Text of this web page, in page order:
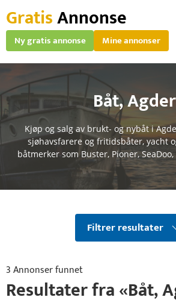
GratisAnnonse
Ny gratis annonse Mine annonser
Båt,Agder
Kjøp og salg av brukt- og nybåt i
sjøhavsfarere og fritidsbåter, yacht
båtmerker som Buster, Pioner,
Filtrer resultater
3 Annonser funnet
Resultater fra «Båt,